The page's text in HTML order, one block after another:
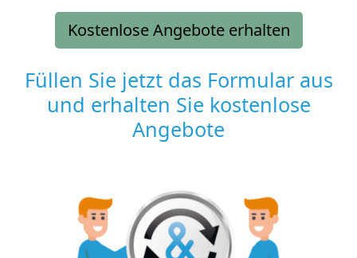
Kostenlose Angebote erhalten
Füllen Sie jetzt das Formular aus
und erhalten Sie kostenlose
Angebote